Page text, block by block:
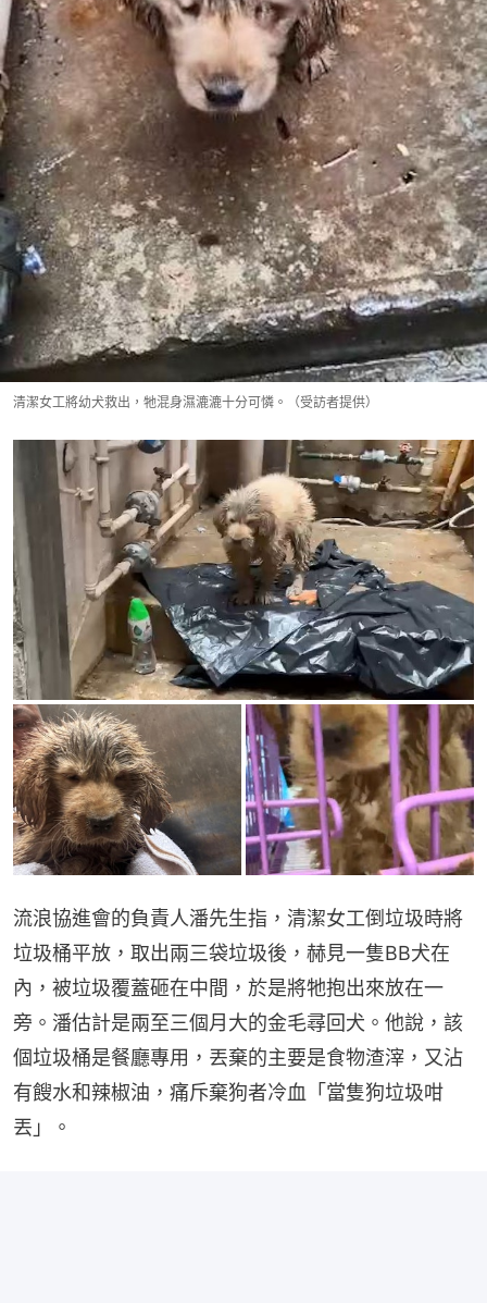
清潔女工將幼犬救出，牠混身濕漉漉十分可憐。（受訪者提供）
流浪協進會的負責人潘先生指，清潔女工倒垃圾時將
垃圾桶平放，取出兩三袋垃圾後，赫見一隻BB犬在
內，被垃圾覆蓋砸在中間，於是將牠抱出來放在一
旁。潘估計是兩至三個月大的金毛尋回犬。他說，該
個垃圾桶是餐廳專用，丟棄的主要是食物渣滓，又沾
有餿水和辣椒油，痛斥棄狗者冷血「當隻狗垃圾咁
丟」。